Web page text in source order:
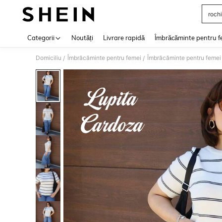
Categorii Noutăți Livrare rapidă Îmbrăcăminte pentru
Domiciliu / Îmbrăcăminte pentru femei / Îmbrăcăminte pentru femei